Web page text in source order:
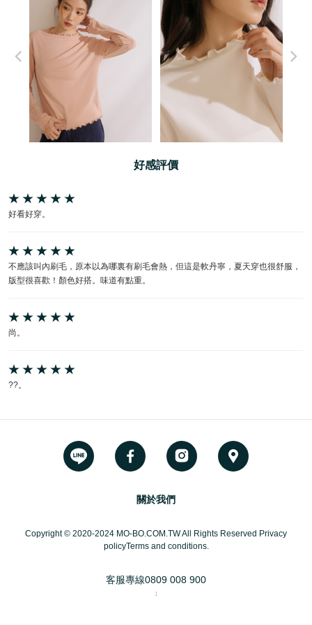
好感評價
好看好穿。
不應該叫內刷毛，原本以為哪裏有刷毛會熱，但這是軟丹寧，夏天穿也很舒服，
版型很喜歡！顏色好搭。味道有點重。
尚。
??。
關於我們
Copyright © 2020-2024 MO-BO.COM.TW All Rights Reserved Privacy
policyTerms and conditions.
客服專線0809 008 900
1